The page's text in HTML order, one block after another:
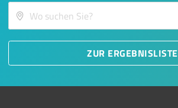
ZUR ERGEBNISLISTE